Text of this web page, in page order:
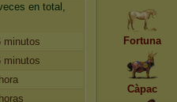
en total,
minutos
minutos
Fortuna
Càpac